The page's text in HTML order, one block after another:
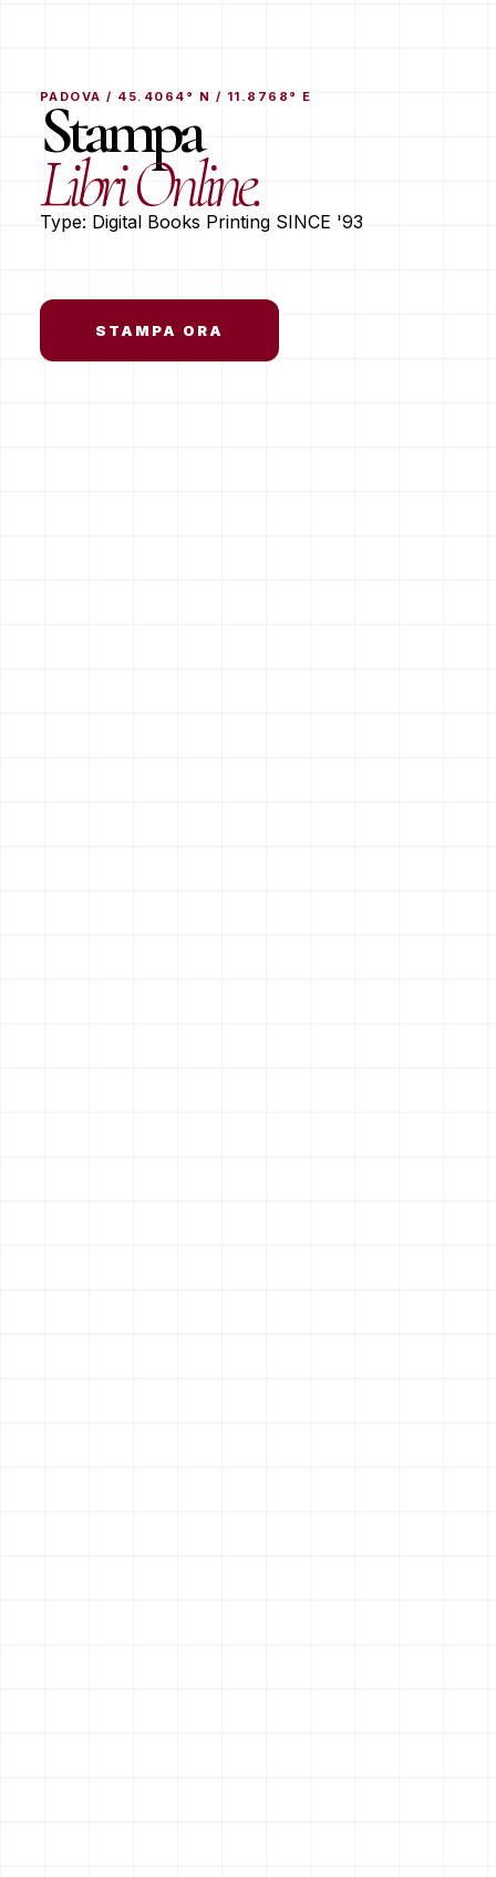
PADOVA / 45.4064° N / 11.8768° E
Stampa
Libri Online.
Type: Digital Books Printing SINCE '93
STAMPA ORA